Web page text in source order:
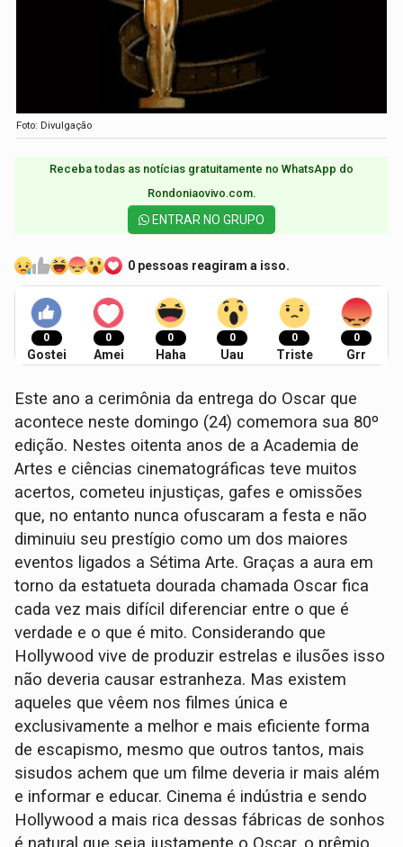
Foto: Divulgação
Receba todas as notícias gratuitamente no WhatsApp do
Rondoniaovivo.com.​
ENTRAR NO GRUPO
0 pessoas reagiram a isso.
0
Gostei
0
Amei
0
Haha
0
Uau
0
Triste
0
Grr
Este ano a cerimônia da entrega do Oscar que
acontece neste domingo (24) comemora sua 80º
edição. Nestes oitenta anos de a Academia de
Artes e ciências cinematográficas teve muitos
acertos, cometeu injustiças, gafes e omissões
que, no entanto nunca ofuscaram a festa e não
diminuiu seu prestígio como um dos maiores
eventos ligados a Sétima Arte. Graças a aura em
torno da estatueta dourada chamada Oscar fica
cada vez mais difícil diferenciar entre o que é
verdade e o que é mito. Considerando que
Hollywood vive de produzir estrelas e ilusões isso
não deveria causar estranheza. Mas existem
aqueles que vêem nos filmes única e
exclusivamente a melhor e mais eficiente forma
de escapismo, mesmo que outros tantos, mais
sisudos achem que um filme deveria ir mais além
e informar e educar. Cinema é indústria e sendo
Hollywood a mais rica dessas fábricas de sonhos